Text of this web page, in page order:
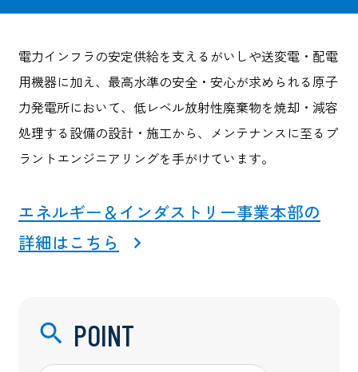
電力インフラの安定供給を支えるがいしや送変電・配電
用機器に加え、最高水準の安全・安心が求められる原子
力発電所において、低レベル放射性廃棄物を焼却・減容
処理する設備の設計・施工から、メンテナンスに至るプ
ラントエンジニアリングを手がけています。
エネルギー＆インダストリー事業本部の
詳細はこちら
POINT